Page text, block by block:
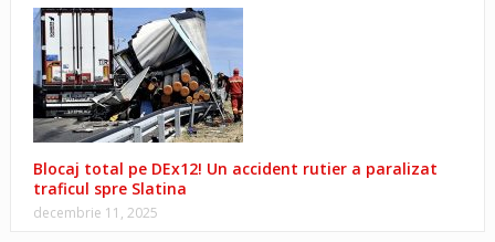
Blocaj total pe DEx12! Un accident rutier a paralizat
traficul spre Slatina
decembrie 11, 2025